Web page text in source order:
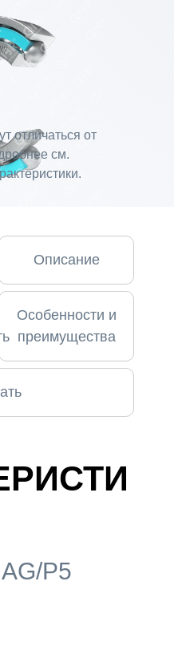
отличаться от
см.
Описание
Особенности и
преимущества
P5